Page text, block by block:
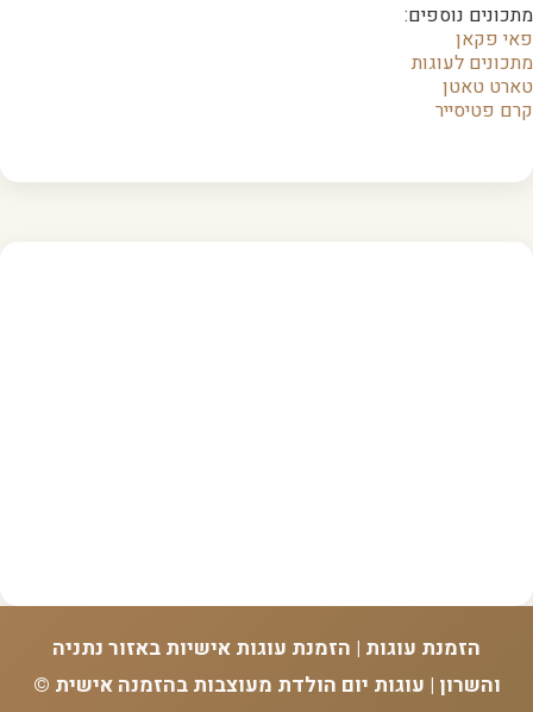
מתכונים נוספים:
פאי פקאן
מתכונים לעוגות
טארט טאטן
קרם פטיסייר
הזמנת עוגות | הזמנת עוגות אישיות באזור נתניה
והשרון | עוגות יום הולדת מעוצבות בהזמנה אישית ©